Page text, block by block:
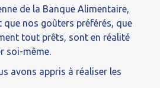
de la Banque Alimentaire,
nos goûters préférés, que
tout prêts, sont en réalité
soi-même.
avons appris à réaliser les